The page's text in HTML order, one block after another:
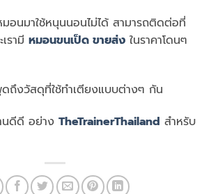
อนมาใช้หนุนนอนไม่ได้ สามารถติดต่อที่
รามี หมอนขนเป็ด ขายส่ง ในราคาโดนๆ
ดถึงวัสดุที่ใช้ทำเตียงแบบต่างๆ กัน
ดีดี อย่าง TheTrainerThailand สำหรับ